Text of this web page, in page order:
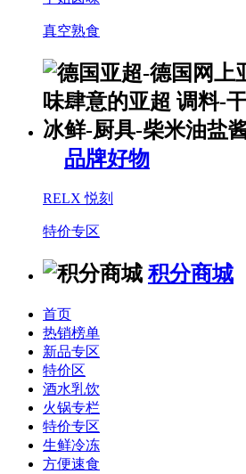
真空熟食
品牌好物
RELX 悦刻
特价专区
积分商城
首页
热销榜单
新品专区
特价区
酒水乳饮
火锅专栏
特价专区
生鲜冷冻
方便速食